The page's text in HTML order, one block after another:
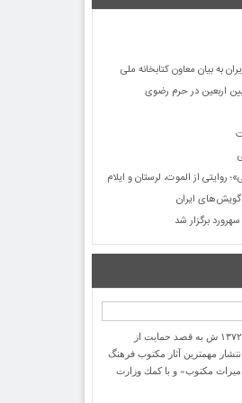
به بیان معاون کتابخانه ملی
اربعین در حرم رضوی
از الموت، لرستان و ایلام
ایران
برگزار شد
مؤسسه پژوهشی میراث مكتوب در سال ۱۳۷۲ ش به قصد حمایت از
مهمترین آثار مكتوب فرهنگ
میراث مكتوب» و با كمك وزارت